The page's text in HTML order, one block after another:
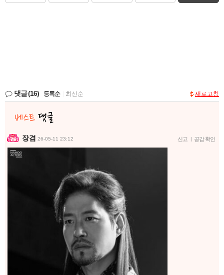
댓글(16) 등록순 최신순 새로고침
장겸 26-05-11 23:12 신고 | 공감 확인